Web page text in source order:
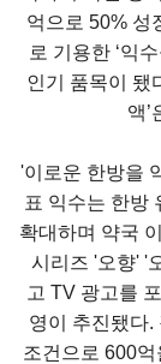
억으로 50% 성
로 기용한 ‘익
인기 품목이 됐
액’
'이로운 한방을
표 익수는 한방
확대하며 약국
시리즈 '오향' '
고 TV 광고를
영이 추진됐다.
조건으로 600